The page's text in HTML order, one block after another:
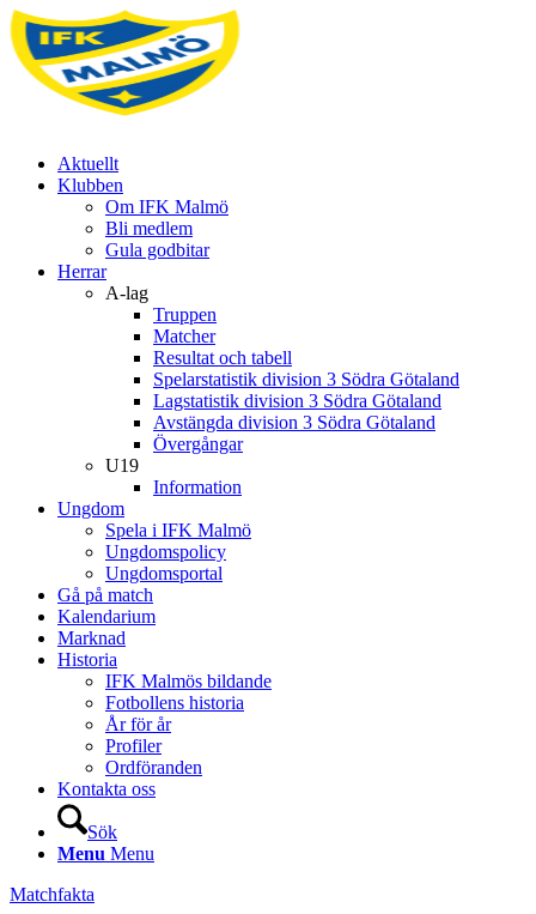
Aktuellt
Klubben
Om IFK Malmö
Bli medlem
Gula godbitar
Herrar
A-lag
Truppen
Matcher
Resultat och tabell
Spelarstatistik division 3 Södra Götaland
Lagstatistik division 3 Södra Götaland
Avstängda division 3 Södra Götaland
Övergångar
U19
Information
Ungdom
Spela i IFK Malmö
Ungdomspolicy
Ungdomsportal
Gå på match
Kalendarium
Marknad
Historia
IFK Malmös bildande
Fotbollens historia
År för år
Profiler
Ordföranden
Kontakta oss
Sök
Menu Menu
Matchfakta